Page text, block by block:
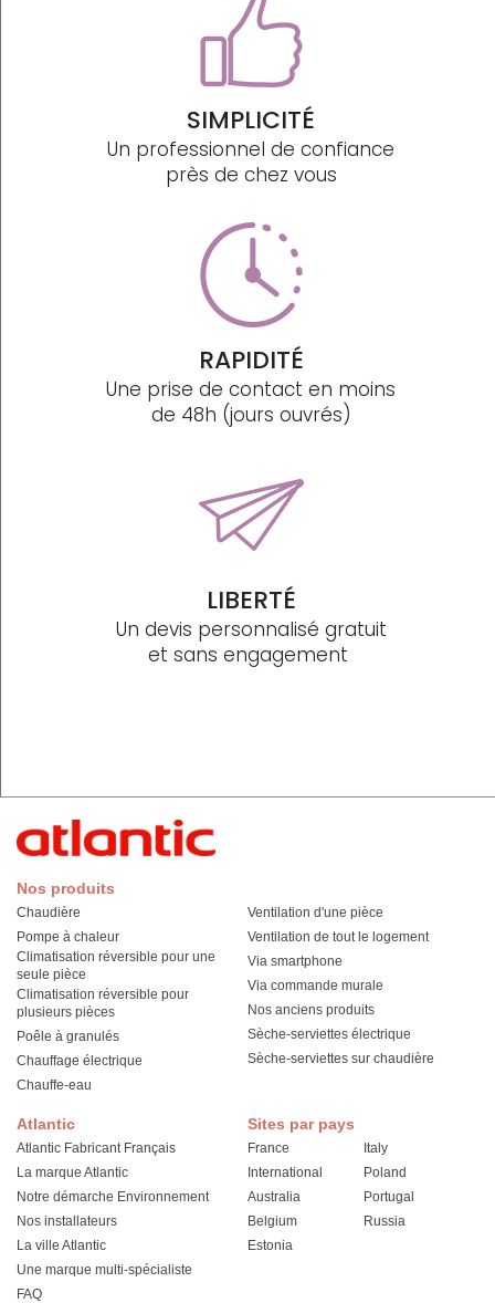
SIMPLICITÉ
Un professionnel de confiance
près de chez vous
RAPIDITÉ
Une prise de contact en moins
de 48h (jours ouvrés)
LIBERTÉ
Un devis personnalisé gratuit
et sans engagement
Atlantic
Atlantic Fabricant Français
La marque Atlantic
Notre démarche Environnement
Nos installateurs
La ville Atlantic
Une marque multi-spécialiste
FAQ
Nos produits
Chaudière
Pompe à chaleur
Climatisation réversible pour une
seule pièce
Climatisation réversible pour
plusieurs pièces
Poêle à granulés
Chauffage électrique
Chauffe-eau
Ventilation d'une pièce
Ventilation de tout le logement
Via smartphone
Via commande murale
Nos anciens produits
Sèche-serviettes électrique
Sèche-serviettes sur chaudière
Sites par pays
France
International
Australia
Belgium
Estonia
Italy
Poland
Portugal
Russia